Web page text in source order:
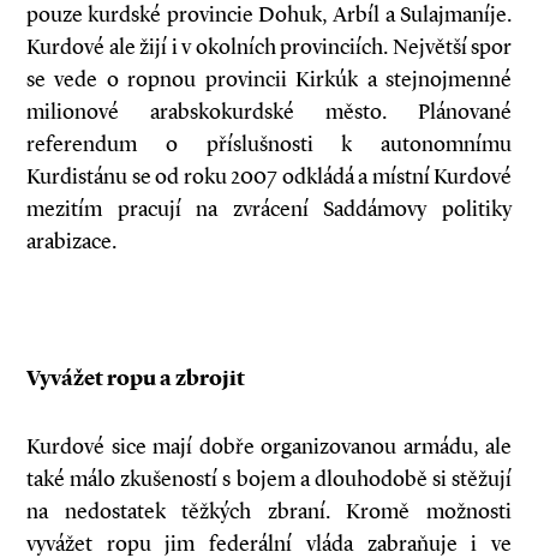
pouze kurdské provincie Dohuk, Arbíl a Sulajmaníje.
Kurdové ale žijí i v okolních provinciích. Největší spor
se vede o ropnou provincii Kirkúk a stejnojmenné
milio­nové arabsko­kurdské město. Plánované
referendum o příslušnosti k autonomnímu
Kurdistánu se od roku 2007 odkládá a místní Kurdové
mezitím pracují na zvrácení Saddámovy politiky
arabizace.
Vyvážet ropu a zbrojit
Kurdové sice mají dobře organizovanou armádu, ale
také málo zkušeností s bojem a dlouhodobě si stěžují
na nedostatek těžkých zbraní. Kromě možnosti
vyvážet ropu jim federální vláda zabraňuje i ve